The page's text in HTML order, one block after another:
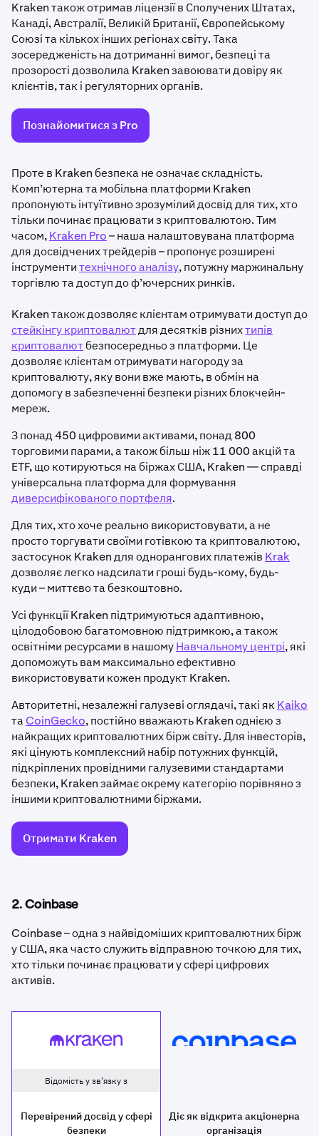
Kraken також отримав ліцензії в Сполучених Штатах,
Канаді, Австралії, Великій Британії, Європейському
Союзі та кількох інших регіонах світу. Така
зосередженість на дотриманні вимог, безпеці та
прозорості дозволила Kraken завоювати довіру як
клієнтів, так і регуляторних органів.
Познайомитися з Pro
Проте в Kraken безпека не означає складність.
Комп’ютерна та мобільна платформи Kraken
пропонують інтуїтивно зрозумілий досвід для тих, хто
тільки починає працювати з криптовалютою. Тим
часом,Kraken Pro– наша налаштовувана платформа
для досвідчених трейдерів – пропонує розширені
інструментитехнічного аналізу, потужну маржинальну
торгівлю та доступ до ф’ючерсних ринків.
Kraken також дозволяє клієнтам отримувати доступ до
стейкінгу криптовалютдля десятків різнихтипів
криптовалютбезпосередньо з платформи. Це
дозволяє клієнтам отримувати нагороду за
криптовалюту, яку вони вже мають, в обмін на
допомогу в забезпеченні безпеки різних блокчейн-
мереж.
З понад 450 цифровими активами, понад 800
торговими парами, а також більш ніж 11 000 акцій та
ETF, що котируються на біржах США, Kraken — справді
універсальна платформа для формування
диверсифікованого портфеля.
Для тих, хто хоче реально використовувати, а не
просто торгувати своїми готівкою та криптовалютою,
застосунок Kraken для однорангових платежів Krak
дозволяє легко надсилати гроші будь-кому, будь-
куди – миттєво та безкоштовно.
Усі функції Kraken підтримуються адаптивною,
цілодобовою багатомовною підтримкою, а також
освітніми ресурсами в нашомуНавчальному центрі, які
допоможуть вам максимально ефективно
використовувати кожен продукт Kraken.
Авторитетні, незалежні галузеві оглядачі, такі якKaiko
та CoinGecko, постійно вважають Kraken однією з
найкращих криптовалютних бірж світу. Для інвесторів,
які цінують комплексний набір потужних функцій,
підкріплених провідними галузевими стандартами
безпеки, Kraken займає окрему категорію порівняно з
іншими криптовалютними біржами.
Отримати Kraken
2. Coinbase
Coinbase – одна з найвідоміших криптовалютних бірж
у США, яка часто служить відправною точкою для тих,
хто тільки починає працювати у сфері цифрових
активів.
Kraken Coinbase
Відомість у зв’язку з
Перевірений досвід у сфері
безпеки
Діє як відкрита акціонерна
організація